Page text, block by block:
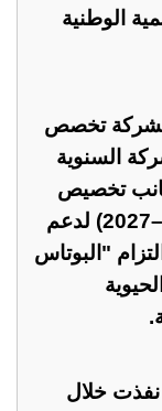
الوطنية
تخصص
الشركة السنوية
جانب تخصيص
نحو (30) مليون دينار للأعوام (2025–2027) لدعم
"البوتاس
خلال